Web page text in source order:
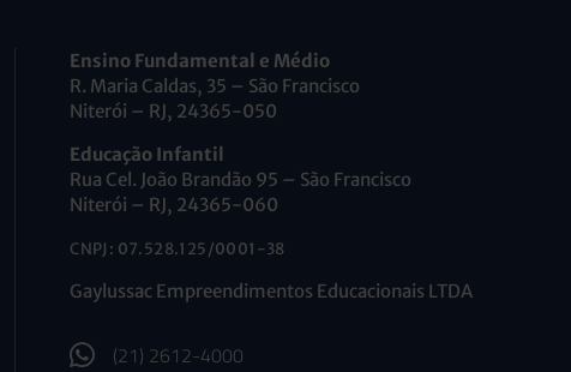
Ensino Fundamental e Médio
R. Maria Caldas, 35 – São Francisco
Niterói – RJ, 24365-050
Educação Infantil
Rua Cel. João Brandão 95 – São Francisco
Niterói – RJ, 24365-060
CNPJ: 07.528.125/0001-38
Gaylussac Empreendimentos Educacionais LTDA
(21) 2612-4000